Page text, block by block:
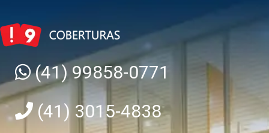
(41) 99858-0771
(41) 3015-4838